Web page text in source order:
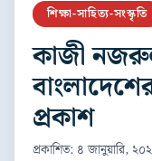
শিক্ষা-সাহিত্য-সংস্কৃতি
কাজী
প্রকাশ
প্রকাশিত: ৪ জানুয়ারি,